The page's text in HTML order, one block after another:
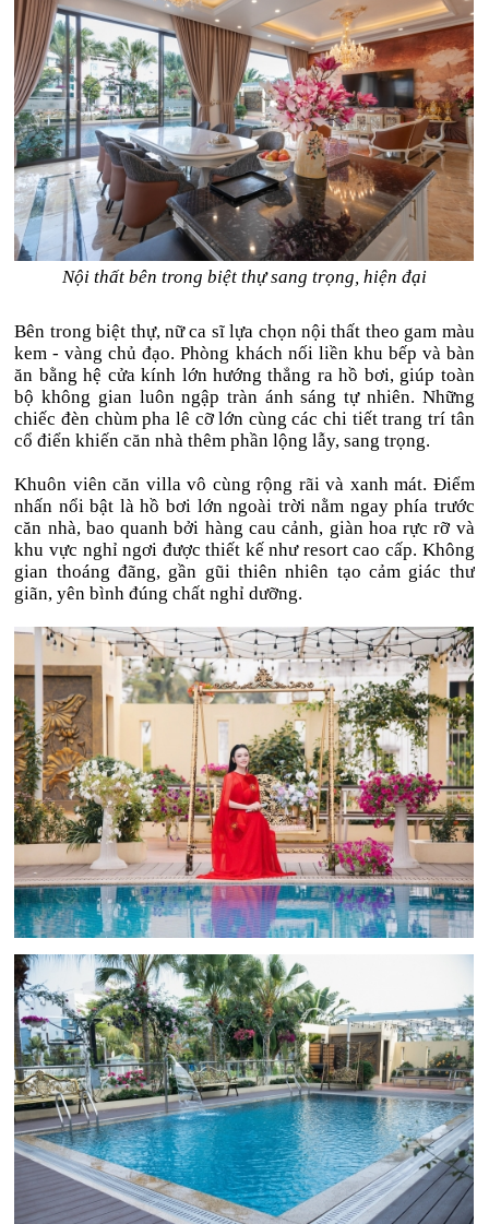
Nội thất bên trong biệt thự sang trọng, hiện đại
Bên trong biệt thự, nữ ca sĩ lựa chọn nội thất theo gam màu
kem - vàng chủ đạo. Phòng khách nối liền khu bếp và bàn
ăn bằng hệ cửa kính lớn hướng thẳng ra hồ bơi, giúp toàn
bộ không gian luôn ngập tràn ánh sáng tự nhiên. Những
chiếc đèn chùm pha lê cỡ lớn cùng các chi tiết trang trí tân
cổ điển khiến căn nhà thêm phần lộng lẫy, sang trọng.
Khuôn viên căn villa vô cùng rộng rãi và xanh mát. Điểm
nhấn nổi bật là hồ bơi lớn ngoài trời nằm ngay phía trước
căn nhà, bao quanh bởi hàng cau cảnh, giàn hoa rực rỡ và
khu vực nghỉ ngơi được thiết kế như resort cao cấp. Không
gian thoáng đãng, gần gũi thiên nhiên tạo cảm giác thư
giãn, yên bình đúng chất nghỉ dưỡng.